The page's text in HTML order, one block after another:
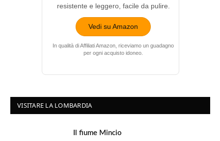
resistente e leggero, facile da pulire.
Vedi su Amazon
In qualità di Affiliati Amazon, riceviamo un guadagno
per ogni acquisto idoneo.
VISITARE LA LOMBARDIA
Il fiume Mincio